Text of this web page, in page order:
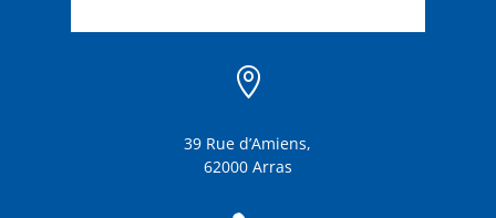

39 Rue d’Amiens,
62000 Arras